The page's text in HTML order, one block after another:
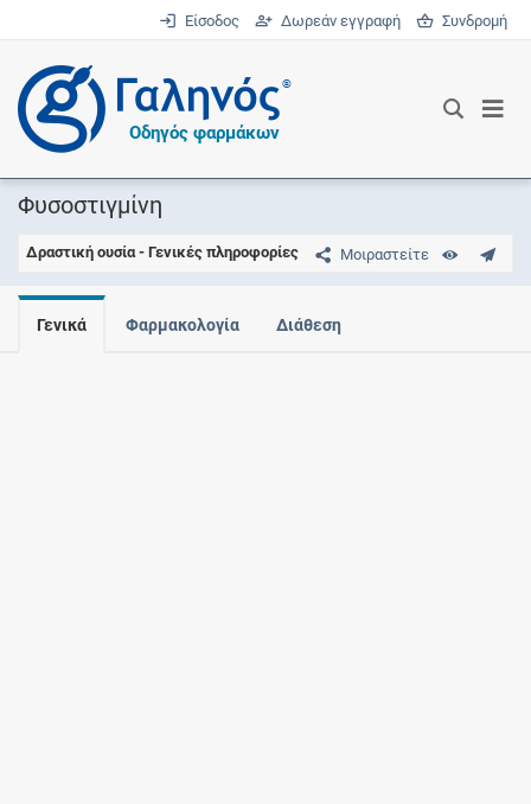
Είσοδος Δωρεάν εγγραφή Συνδρομή
®
Οδηγός φαρμάκων
Φυσοστιγμίνη
Μοιραστείτε
Δραστική ουσία - Γενικές πληροφορίες
Γενικά Φαρμακολογία Διάθεση